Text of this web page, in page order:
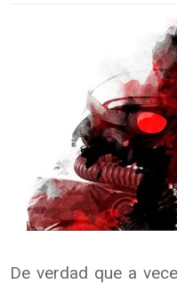
De verdad que a